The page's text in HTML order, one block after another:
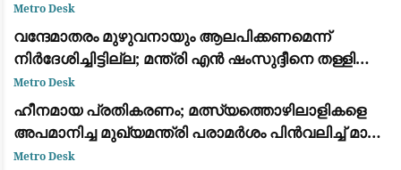
Metro Desk
വന്ദേമാതരം മുഴുവനായും ആലപിക്കണമെന്ന്
നിര്‍ദേശിച്ചിട്ടില്ല; മന്ത്രി എന്‍ ഷംസുദ്ദീനെ തള്ളി
ലോക് ഭവന്‍
Metro Desk
ഹീനമായ പ്രതികരണം; മത്സ്യത്തൊഴിലാളികളെ
അപമാനിച്ച മുഖ്യമന്ത്രി പരാമർശം പിൻവലിച്ച് മാപ്പ്
പറയണം: വി. മുരളീധരൻ
Metro Desk